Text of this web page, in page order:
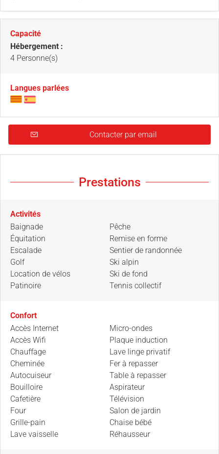
Capacité
Hébergement :
4 Personne(s)
Langues parlées
Contacter par email
Prestations
Activités
Baignade
Équitation
Escalade
Golf
Location de vélos
Patinoire
Pêche
Remise en forme
Sentier de randonnée
Ski alpin
Ski de fond
Tennis collectif
Confort
Accès Internet
Accès Wifi
Chauffage
Cheminée
Autocuiseur
Bouilloire
Cafetière
Four
Grille-pain
Lave vaisselle
Micro-ondes
Plaque induction
Lave linge privatif
Fer à repasser
Table à repasser
Aspirateur
Télévision
Salon de jardin
Chaise bébé
Réhausseur